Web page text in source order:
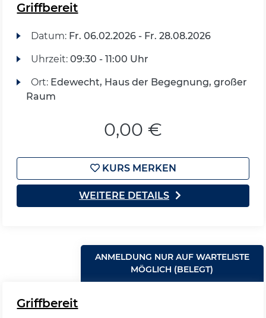
Griffbereit
Datum: Fr. 06.02.2026 - Fr. 28.08.2026
Uhrzeit: 09:30 - 11:00 Uhr
Ort: Edewecht, Haus der Begegnung, großer
Raum
0,00 €
KURS MERKEN
WEITERE DETAILS
ANMELDUNG NUR AUF WARTELISTE
MÖGLICH (BELEGT)
Griffbereit